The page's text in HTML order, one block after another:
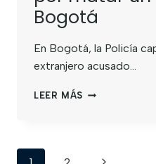
Bogotá
En Bogotá, la Policía
extranjero acusado…
LEER MÁS